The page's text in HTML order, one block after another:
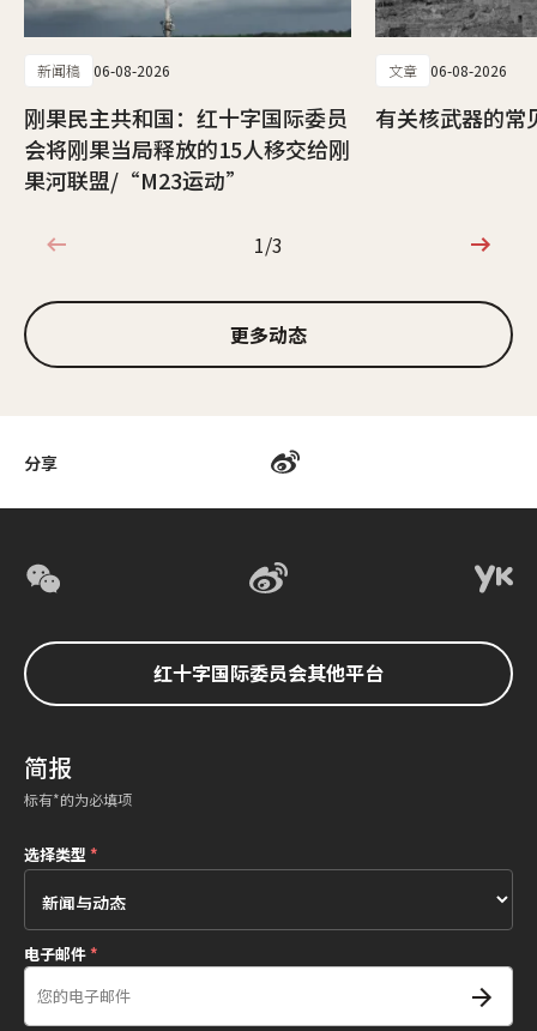
分享
新闻稿 06-08-2026
刚果民主共和国：红十字国际委员
会将刚果当局释放的15人移交给刚
果河联盟/“M23运动”
文章 06-08-2026
有关核武器的常
1/3
1/3
更多动态
红十字国际委员会其他平台
简报
标有*的为必填项
选择类型*
电子邮件*